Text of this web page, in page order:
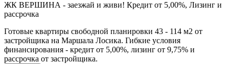
ЖК ВЕРШИНА - заезжай и живи! Кредит от 5,00%, Лизинг и
рассрочка
Готовые квартиры свободной планировки 43 - 114 м2 от
застройщика на Маршала Лосика. Гибкие условия
финансирования - кредит от 5,00%, лизинг от 9,75% и
рассрочка от застройщика.